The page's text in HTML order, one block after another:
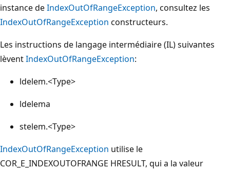
instance deIndexOutOfRangeException, consultez les
IndexOutOfRangeException constructeurs.
Les instructions de langage intermédiaire (IL) suivantes
lèventIndexOutOfRangeException:
ldelem.<Type>
ldelema
stelem.<Type>
IndexOutOfRangeException utilise le
COR_E_INDEXOUTOFRANGE HRESULT, qui a la valeur